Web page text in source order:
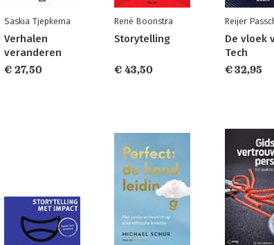
Saskia Tjepkema
Verhalen
veranderen
€ 27,50
René Boonstra
Storytelling
€ 43,50
Reijer
De vloek
Tech
€ 32,95